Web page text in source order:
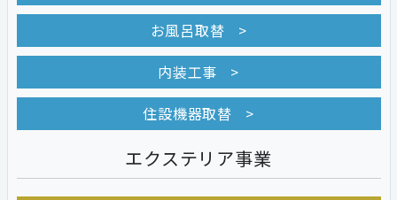
お風呂取替
内装工事
住設機器取替
エクステリア事業